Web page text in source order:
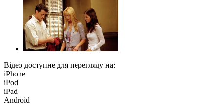
Відео доступне для перегляду на:
iPhone
iPod
iPad
Android